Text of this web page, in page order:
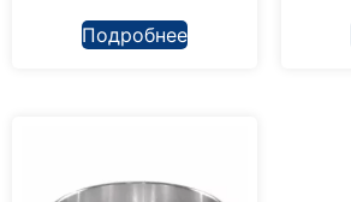
Подробнее